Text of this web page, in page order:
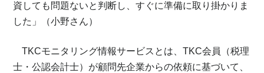
資しても問題ないと判断し、すぐに準備に取り掛かりま
した」（小野さん）
TKCモニタリング情報サービスとは、TKC会員（税理
士・公認会計士）が顧問先企業からの依頼に基づいて、